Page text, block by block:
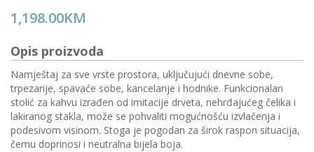
1,198.00KM
Opis proizvoda
Namještaj za sve vrste prostora, uključujući dnevne sobe,
trpezarije, spavaće sobe, kancelarije i hodnike. Funkcionalan
stolić za kahvu izrađen od imitacije drveta, nehrđajućeg čelika i
lakiranog stakla, može se pohvaliti mogućnošću izvlačenja i
podesivom visinom. Stoga je pogodan za širok raspon situacija,
čemu doprinosi i neutralna bijela boja.